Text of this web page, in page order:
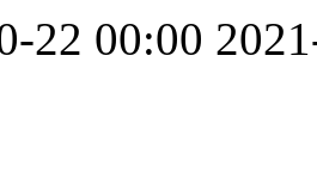
22 00:00